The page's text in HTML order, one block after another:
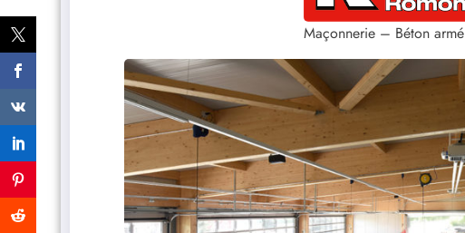
Maçonnerie – Béton armé